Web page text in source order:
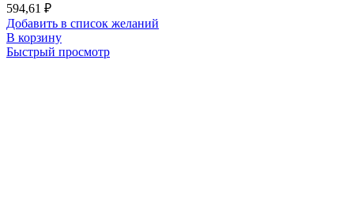
594,61 ₽
Добавить в список желаний
В корзину
Быстрый просмотр